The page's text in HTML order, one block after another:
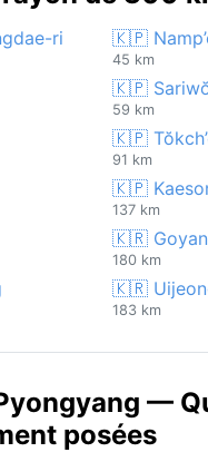
ri 🇰🇵
45 km
🇰🇵
59 km
🇰🇵
91 km
🇰🇵
137 km
🇰🇷
180 km
🇰🇷
183 km
—
posées